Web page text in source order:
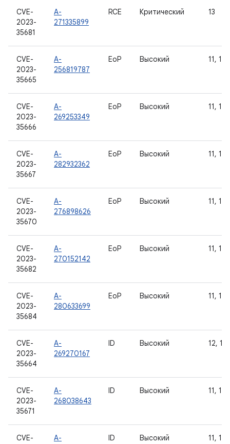
CVE-
2023-
35681
A-
271335899
RCE Критический 13
CVE-
2023-
35665
A-
256819787
EoP Высокий 11,
CVE-
2023-
35666
A-
269253349
EoP Высокий 11,
CVE-
2023-
35667
A-
282932362
EoP Высокий 11,
CVE-
2023-
35670
A-
276898626
EoP Высокий 11,
CVE-
2023-
35682
A-
270152142
EoP Высокий 11,
CVE-
2023-
35684
A-
280633699
EoP Высокий 11,
CVE-
2023-
35664
A-
269270167
ID Высокий 12,
CVE-
2023-
35671
A-
268038643
ID Высокий 11,
CVE-
A-
ID Высокий 11,